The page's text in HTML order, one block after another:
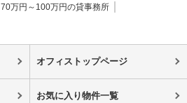
70万円～100万円の貸事務所
オフィストップページ
お気に入り物件一覧